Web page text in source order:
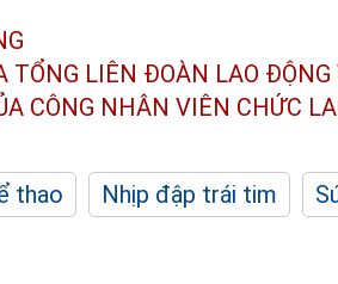
TỔNG LIÊN ĐOÀN LAO
CÔNG NHÂN VIÊN CHỨC
thao Nhịp đập trái tim